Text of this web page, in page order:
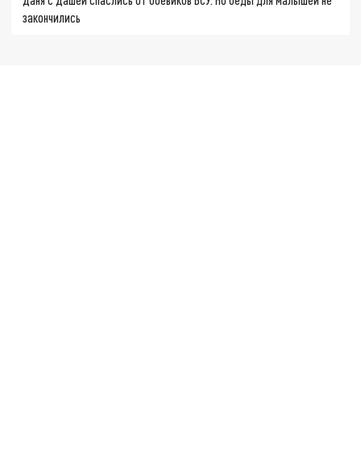
закончились